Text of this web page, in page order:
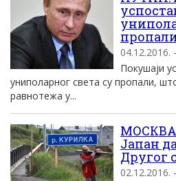
04.12.2016.
Покушаји
униполарног света су пропали,
равнотежа у...
Јапан
Другог
02.12.2016.